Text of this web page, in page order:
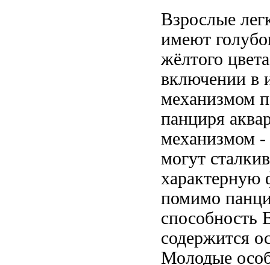
Взрослые
имеют
жёлтого цвета
включении в
механизмом
панциря
механизмом
могут
помимо
способность
содержится
Молодые